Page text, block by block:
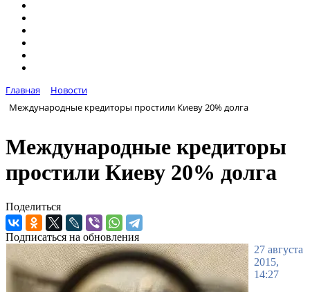
Главная
Новости
Международные кредиторы простили Киеву 20% долга
Международные кредиторы
простили Киеву 20% долга
Поделиться
Подписаться на обновления
27 августа
2015,
14:27